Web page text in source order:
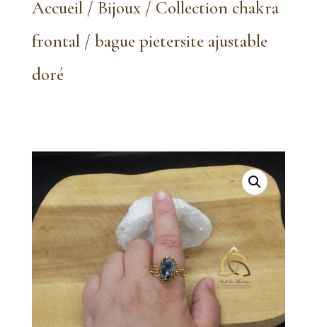
Accueil/ Bijoux/ Collection chakra
frontal/ bague pietersite ajustable
doré